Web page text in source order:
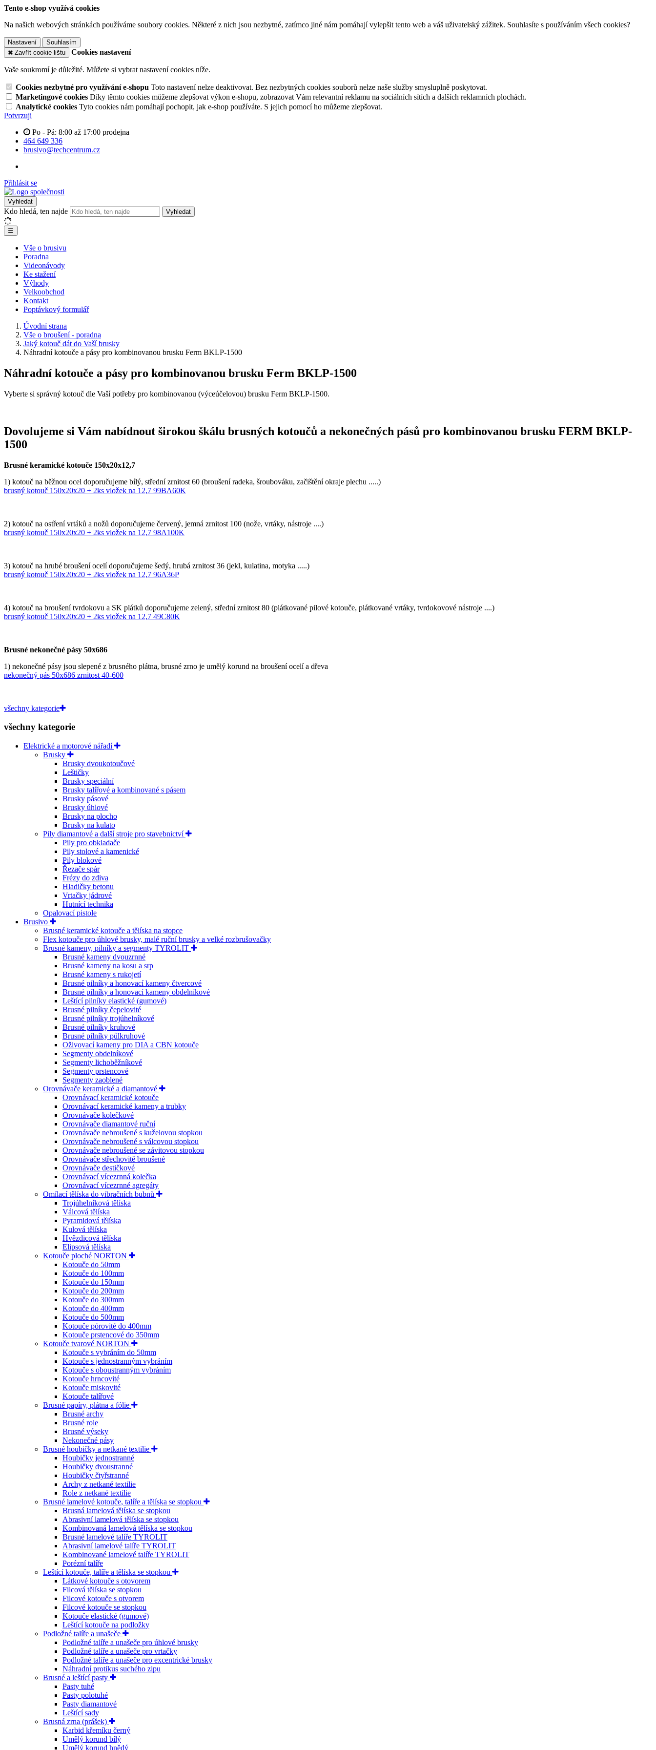
Tento e-shop využívá cookies
Na našich webových stránkách používáme soubory cookies. Některé z nich jsou nezbytné, zatímco jiné nám pomáhají vylepšit tento web a váš uživatelský zážitek. Souhlasíte s používáním všech cookies?
Nastavení
Souhlasím
Zavřít cookie lištu
Cookies nastavení
Vaše soukromí je důležité. Můžete si vybrat nastavení cookies níže.
Cookies nezbytné pro využívání e-shopu Toto nastavení nelze deaktivovat. Bez nezbytných cookies souborů nelze naše služby smysluplně poskytovat.
Marketingové cookies Díky těmto cookies můžeme zlepšovat výkon e-shopu, zobrazovat Vám relevantní reklamu na sociálních sítích a dalších reklamních plochách.
Analytické cookies Tyto cookies nám pomáhají pochopit, jak e-shop používáte. S jejich pomocí ho můžeme zlepšovat.
Potvrzuji
Po - Pá: 8:00 až 17:00 prodejna
464 649 336
brusivo@techcentrum.cz
Přihlásit se
Vyhledat
Kdo hledá, ten najde Vyhledat
☰
Vše o brusivu
Poradna
Videonávody
Ke stažení
Výhody
Velkoobchod
Kontakt
Poptávkový formulář
Úvodní strana
Vše o broušení - poradna
Jaký kotouč dát do Vaší brusky
Náhradní kotouče a pásy pro kombinovanou brusku Ferm BKLP-1500
Náhradní kotouče a pásy pro kombinovanou brusku Ferm BKLP-1500
Vyberte si správný kotouč dle Vaší potřeby pro kombinovanou (výceúčelovou) brusku Ferm BKLP-1500.
Dovolujeme si Vám nabídnout širokou škálu brusných kotoučů a nekonečných pásů pro kombinovanou brusku FERM BKLP-
1500
Brusné keramické kotouče 150x20x12,7
1) kotouč na běžnou ocel doporučujeme bílý, střední zrnitost 60 (broušení radeka, šroubováku, začištění okraje plechu .....)
brusný kotouč 150x20x20 + 2ks vložek na 12,7 99BA60K
2) kotouč na ostření vrtáků a nožů doporučujeme červený, jemná zrnitost 100 (nože, vrtáky, nástroje ....)
brusný kotouč 150x20x20 + 2ks vložek na 12,7 98A100K
3) kotouč na hrubé broušení ocelí doporučujeme šedý, hrubá zrnitost 36 (jekl, kulatina, motyka .....)
brusný kotouč 150x20x20 + 2ks vložek na 12,7 96A36P
4) kotouč na broušení tvrdokovu a SK plátků doporučujeme zelený, střední zrnitost 80 (plátkované pilové kotouče, plátkované vrtáky, tvrdokovové nástroje ....)
brusný kotouč 150x20x20 + 2ks vložek na 12,7 49C80K
Brusné nekonečné pásy 50x686
1) nekonečné pásy jsou slepené z brusného plátna, brusné zrno je umělý korund na broušení ocelí a dřeva
nekonečný pás 50x686 zrnitost 40-600
všechny kategorie
všechny kategorie
Elektrické a motorové nářadí
Brusky
Brusky dvoukotoučové
Leštičky
Brusky speciální
Brusky talířové a kombinované s pásem
Brusky pásové
Brusky úhlové
Brusky na plocho
Brusky na kulato
Pily diamantové a další stroje pro stavebnictví
Pily pro obkladače
Pily stolové a kamenické
Pily blokové
Řezače spár
Frézy do zdiva
Hladičky betonu
Vrtačky jádrové
Hutnící technika
Opalovací pistole
Brusivo
Brusné keramické kotouče a tělíska na stopce
Flex kotouče pro úhlové brusky, malé ruční brusky a velké rozbrušovačky
Brusné kameny, pilníky a segmenty TYROLIT
Brusné kameny dvouzrnné
Brusné kameny na kosu a srp
Brusné kameny s rukojetí
Brusné pilníky a honovací kameny čtvercové
Brusné pilníky a honovací kameny obdelníkové
Leštící pilníky elastické (gumové)
Brusné pilníky čepelovité
Brusné pilníky trojúhelníkové
Brusné pilníky kruhové
Brusné pilníky půlkruhové
Oživovací kameny pro DIA a CBN kotouče
Segmenty obdelníkové
Segmenty lichoběžníkové
Segmenty prstencové
Segmenty zaoblené
Orovnávače keramické a diamantové
Orovnávací keramické kotouče
Orovnávací keramické kameny a trubky
Orovnávače kolečkové
Orovnávače diamantové ruční
Orovnávače nebroušené s kuželovou stopkou
Orovnávače nebroušené s válcovou stopkou
Orovnávače nebroušené se závitovou stopkou
Orovnávače střechovitě broušené
Orovnávače destičkové
Orovnávací vícezrnná kolečka
Orovnávací vícezrnné agregáty
Omílací tělíska do vibračních bubnů
Trojúhelníková tělíska
Válcová tělíska
Pyramidová tělíska
Kulová tělíska
Hvězdicová tělíska
Elipsová tělíska
Kotouče ploché NORTON
Kotouče do 50mm
Kotouče do 100mm
Kotouče do 150mm
Kotouče do 200mm
Kotouče do 300mm
Kotouče do 400mm
Kotouče do 500mm
Kotouče pórovité do 400mm
Kotouče prstencové do 350mm
Kotouče tvarové NORTON
Kotouče s vybráním do 50mm
Kotouče s jednostranným vybráním
Kotouče s oboustranným vybráním
Kotouče hrncovité
Kotouče miskovité
Kotouče talířové
Brusné papíry, plátna a fólie
Brusné archy
Brusné role
Brusné výseky
Nekonečné pásy
Brusné houbičky a netkané textilie
Houbičky jednostranné
Houbičky dvoustranné
Houbičky čtyřstranné
Archy z netkané textilie
Role z netkané textilie
Brusné lamelové kotouče, talíře a tělíska se stopkou
Brusná lamelová tělíska se stopkou
Abrasivní lamelová tělíska se stopkou
Kombinovaná lamelová tělíska se stopkou
Brusné lamelové talíře TYROLIT
Abrasivní lamelové talíře TYROLIT
Kombinované lamelové talíře TYROLIT
Porézní talíře
Leštící kotouče, talíře a tělíska se stopkou
Látkové kotouče s otovorem
Filcová tělíska se stopkou
Filcové kotouče s otvorem
Filcové kotouče se stopkou
Kotouče elastické (gumové)
Leštící kotouče na podložky
Podložné talíře a unašeče
Podložné talíře a unašeče pro úhlové brusky
Podložné talíře a unašeče pro vrtačky
Podložné talíře a unašeče pro excentrické brusky
Náhradní protikus suchého zipu
Brusné a leštící pasty
Pasty tuhé
Pasty polotuhé
Pasty diamantové
Leštící sady
Brusná zrna (prášek)
Karbid křemíku černý
Umělý korund bílý
Umělý korund hnědý